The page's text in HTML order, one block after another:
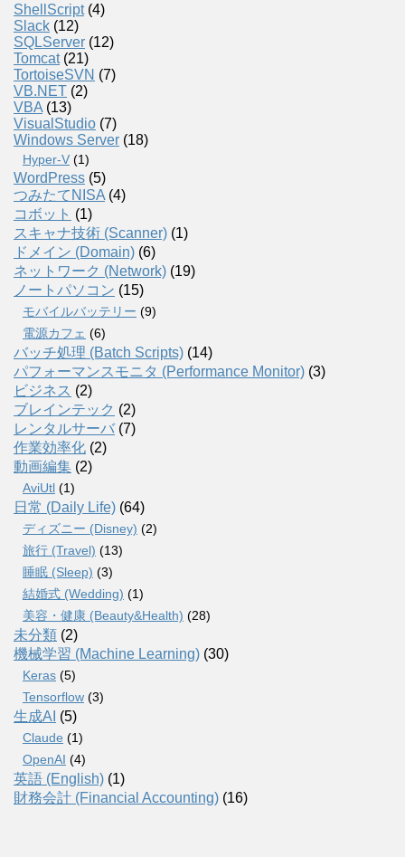
ShellScript(4)
Slack (12)
SQLServer (12)
Tomcat(21)
TortoiseSVN (7)
VB.NET (2)
VBA (13)
VisualStudio (7)
Windows Server (18)
Hyper-V (1)
WordPress (5)
つみたてNISA (4)
コボット (1)
スキャナ技術 (Scanner) (1)
ドメイン (Domain) (6)
ネットワーク (Network) (19)
ノートパソコン (15)
モバイルバッテリー (9)
電源カフェ (6)
バッチ処理 (Batch Scripts) (14)
パフォーマンスモニタ (Performance Monitor) (3)
ビジネス (2)
ブレインテック (2)
レンタルサーバ (7)
作業効率化 (2)
動画編集 (2)
AviUtl (1)
日常 (Daily Life) (64)
ディズニー (Disney) (2)
旅行 (Travel) (13)
睡眠 (Sleep) (3)
結婚式 (Wedding) (1)
美容・健康 (Beauty&Health) (28)
未分類 (2)
機械学習 (Machine Learning) (30)
Keras (5)
Tensorflow (3)
生成AI (5)
Claude (1)
OpenAI (4)
英語 (English) (1)
財務会計 (Financial Accounting) (16)